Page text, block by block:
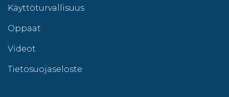
Käyttöturvallisuus
Oppaat
Videot
Tietosuojaseloste